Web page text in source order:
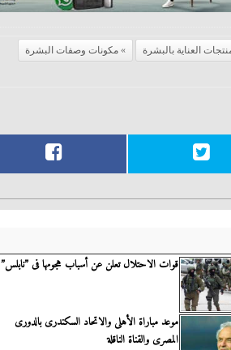
العناية بالبشرة
مكونات وصفات البشرة
قوات الاحتلال تعلن عن أسباب هجومها فى ”نابلس”
موعد مباراة الأهلى والاتحاد السكندرى بالدورى
المصرى والقناة الناقلة